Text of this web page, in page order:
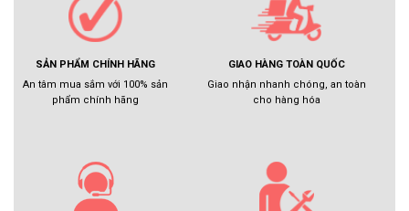
SẢN PHẨM CHÍNH HÃNG
An tâm mua sắm với 100% sản
phẩm chính hãng
GIAO HÀNG TOÀN QUỐC
Giao nhận nhanh chóng, an toàn
cho hàng hóa